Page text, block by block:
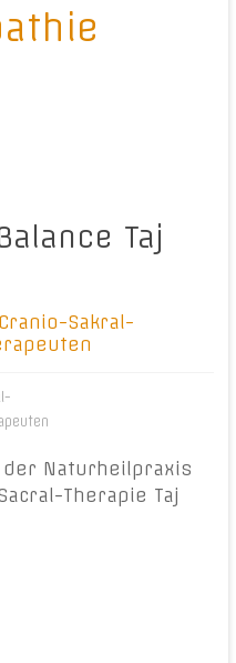
Taj
Cranio-Sakral-
der Naturheilpraxis
Therapie Taj